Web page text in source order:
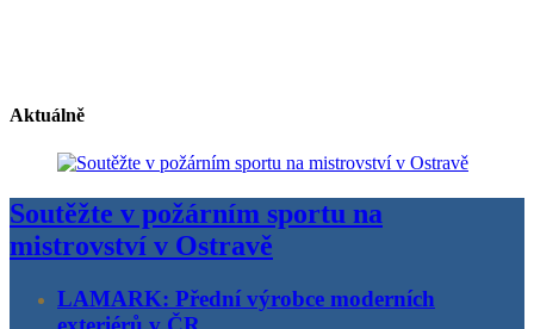
Aktuálně
Soutěžte v požárním sportu na
mistrovství v Ostravě
LAMARK: Přední výrobce moderních